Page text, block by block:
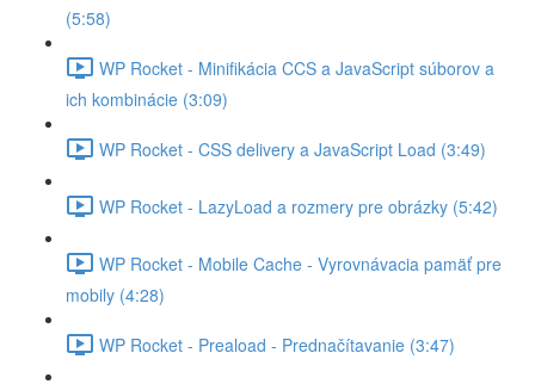
(5:58)
WP Rocket - Minifikácia CCS a JavaScript súborov a
ich kombinácie (3:09)
WP Rocket - CSS delivery a JavaScript Load (3:49)
WP Rocket - LazyLoad a rozmery pre obrázky (5:42)
WP Rocket - Mobile Cache - Vyrovnávacia pamäť pre
mobily (4:28)
WP Rocket - Preaload - Prednačítavanie (3:47)